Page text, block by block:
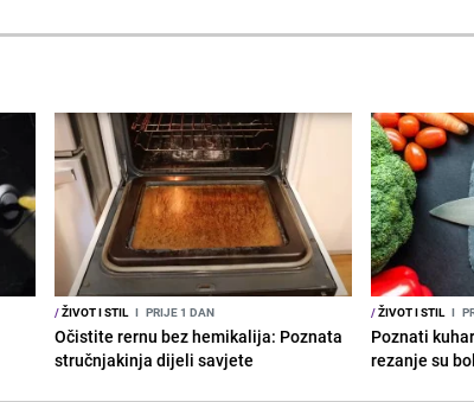
/ŽIVOT I STIL I PRIJE 1 DAN
Očistite rernu bez hemikalija: Poznata
stručnjakinja dijeli savjete
/ŽIVOT I STIL I
Poznati
rezanje su